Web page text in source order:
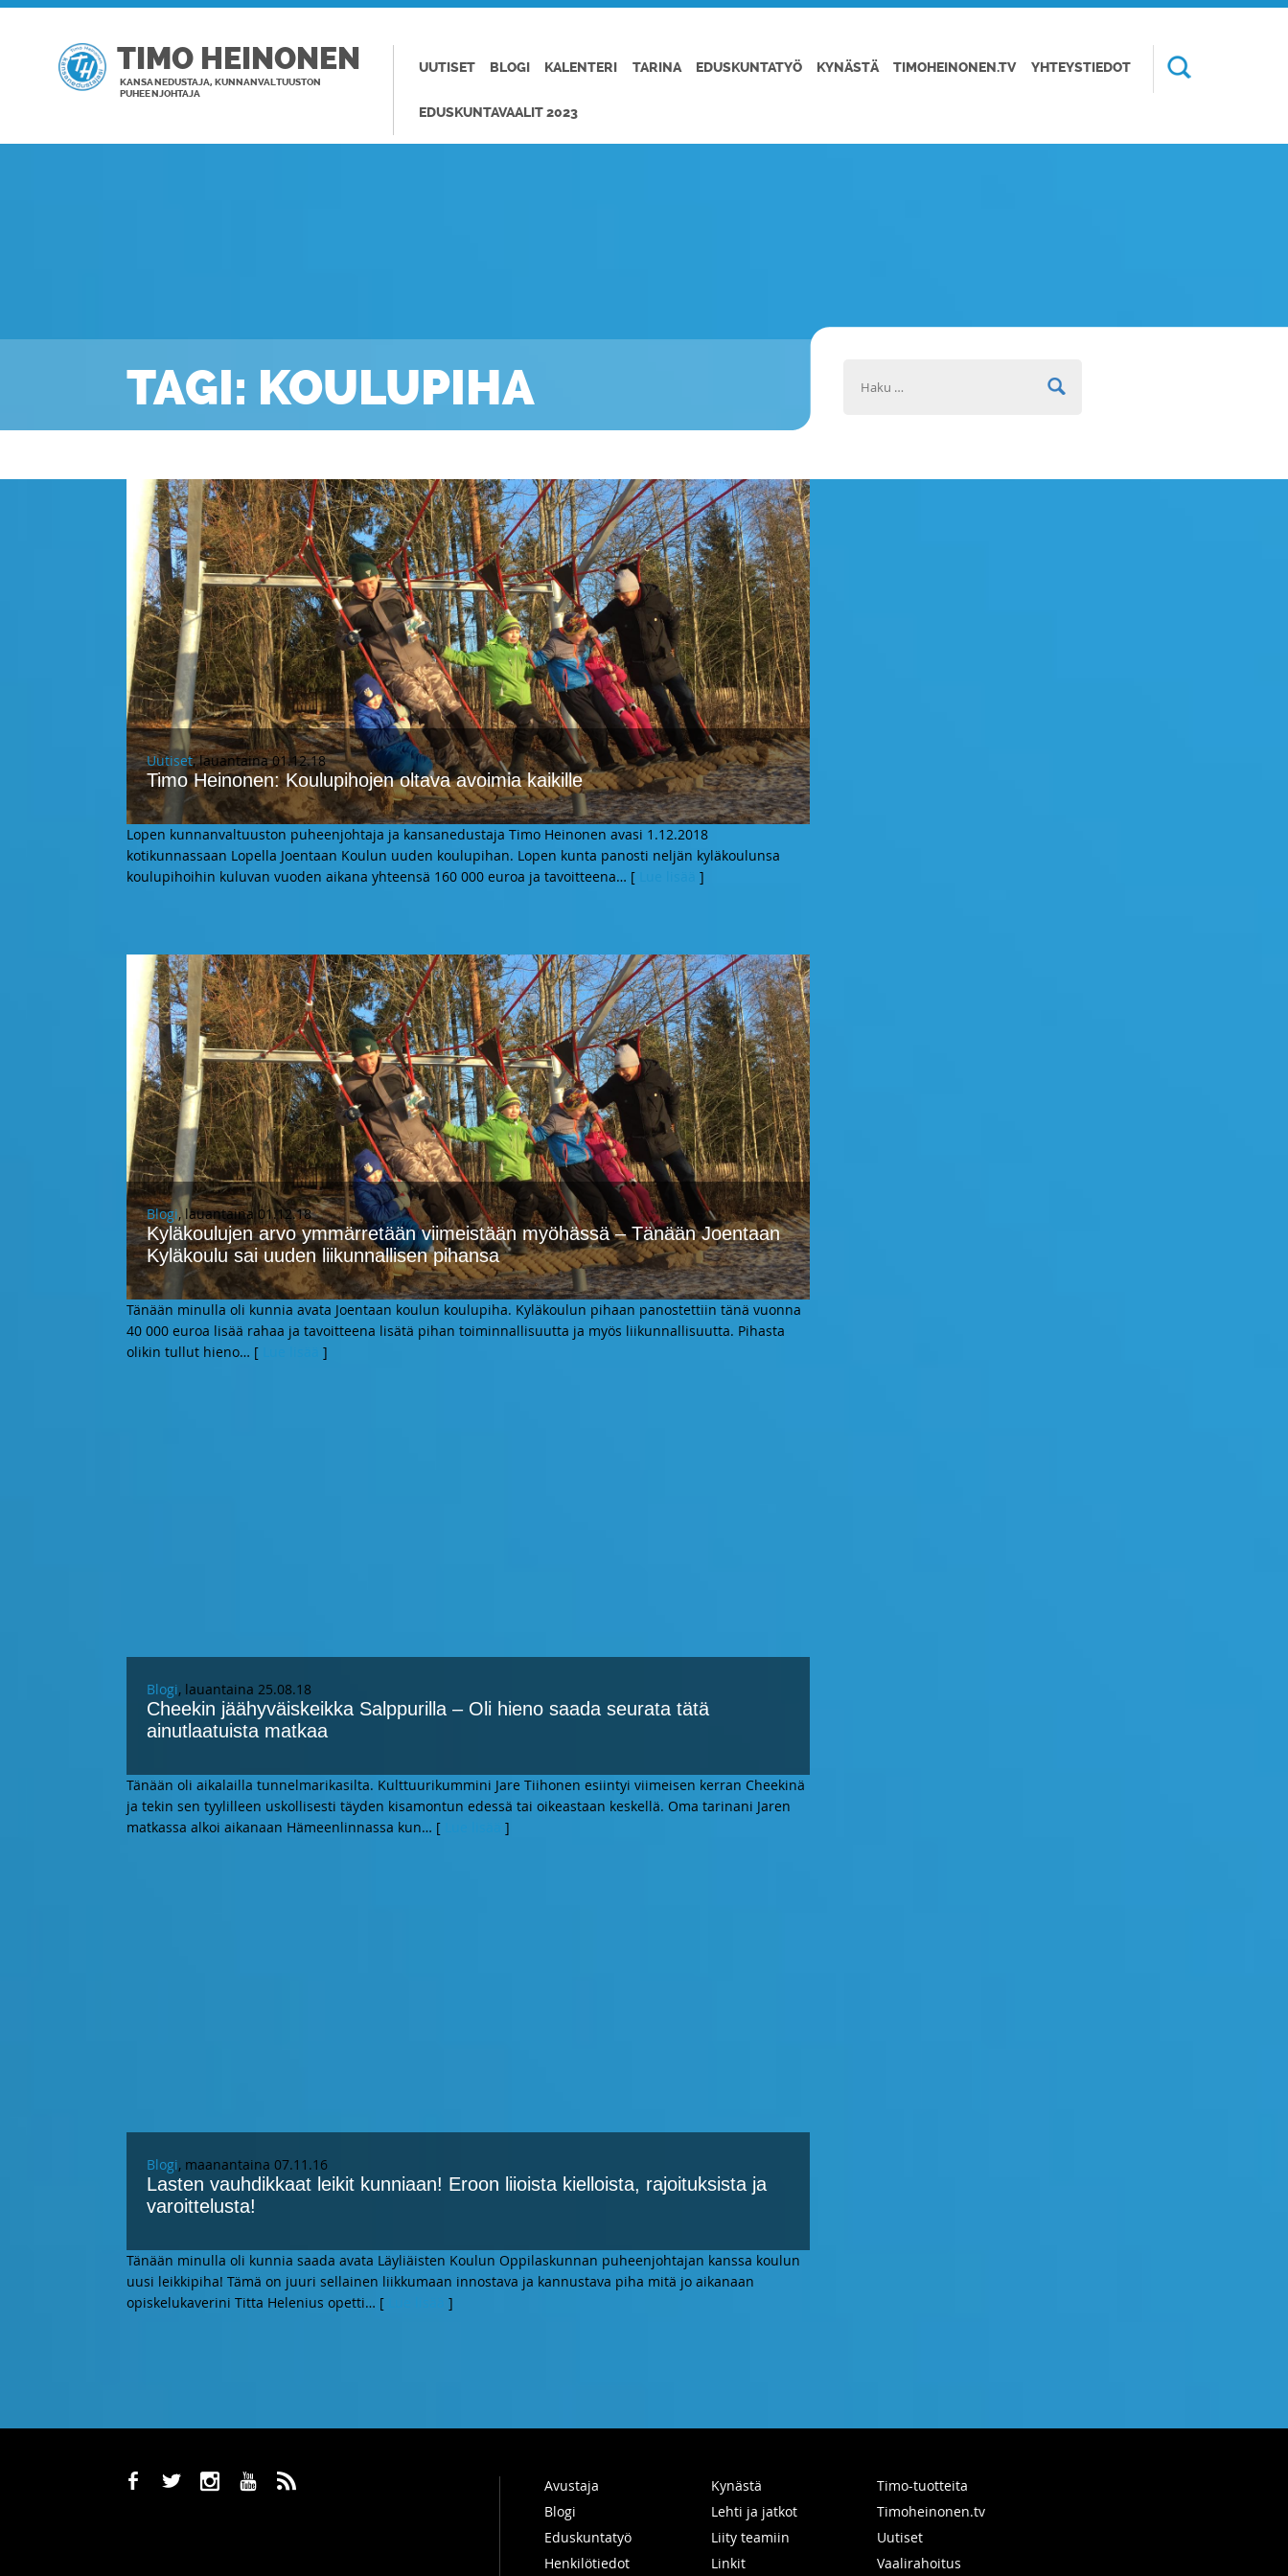
TIMO HEINONEN
KANSANEDUSTAJA, KUNNANVALTUUSTON
PUHEENJOHTAJA
UUTISET BLOGI KALENTERI TARINA EDUSKUNTATYÖ KYNÄSTÄ TIMOHEINONEN.TV YHTEYSTIEDOT
EDUSKUNTAVAALIT 2023
TAGI: KOULUPIHA
Uutiset, lauantaina 01.12.18
Timo Heinonen: Koulupihojen oltava avoimia kaikille
Lopen kunnanvaltuuston puheenjohtaja ja kansanedustaja Timo Heinonen avasi 1.12.2018
kotikunnassaan Lopella Joentaan Koulun uuden koulupihan. Lopen kunta panosti neljän kyläkoulunsa
koulupihoihin kuluvan vuoden aikana yhteensä 160 000 euroa ja tavoitteena… [ ]
Blogi, lauantaina 01.12.18
Kyläkoulujen arvo ymmärretään viimeistään myöhässä – Tänään Joentaan
Kyläkoulu sai uuden liikunnallisen pihansa
Tänään minulla oli kunnia avata Joentaan koulun koulupiha. Kyläkoulun pihaan panostettiin tänä vuonna
40 000 euroa lisää rahaa ja tavoitteena lisätä pihan toiminnallisuutta ja myös liikunnallisuutta. Pihasta
olikin tullut hieno… [ ]
Blogi, lauantaina 25.08.18
Cheekin jäähyväiskeikka Salppurilla – Oli hieno saada seurata tätä
ainutlaatuista matkaa
Tänään oli aikalailla tunnelmarikasilta. Kulttuurikummini Jare Tiihonen esiintyi viimeisen kerran Cheekinä
ja tekin sen tyylilleen uskollisesti täyden kisamontun edessä tai oikeastaan keskellä. Oma tarinani Jaren
matkassa alkoi aikanaan Hämeenlinnassa kun… [ ]
Blogi, maanantaina 07.11.16
Lasten vauhdikkaat leikit kunniaan! Eroon liioista kielloista, rajoituksista ja
varoittelusta!
Tänään minulla oli kunnia saada avata Läyliäisten Koulun Oppilaskunnan puheenjohtajan kanssa koulun
uusi leikkipiha! Tämä on juuri sellainen liikkumaan innostava ja kannustava piha mitä jo aikanaan
opiskelukaverini Titta Helenius opetti… [ ]
b a x r ,
Avustaja
Blogi
Eduskuntatyö
Henkilötiedot
Kynästä
Lehti ja jatkot
Liity teamiin
Linkit
Timo-tuotteita
Timoheinonen.tv
Uutiset
Vaalirahoitus